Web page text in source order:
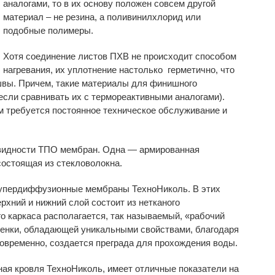
аналогами, то в их основу положен совсем другой
материал – не резина, а поливинилхлорид или
подобные полимеры.
Хотя соединение листов ПХВ не происходит способом
нагревания, их уплотнение настолько герметично, что
Причем, такие материалы для финишного
сравнивать их с термореактивными аналогами).
постоянное техническое обслуживание и
ТПО мембран. Одна — армированная
из стекловолокна.
мембраны ТехноНиколь. В этих
и нижний слой состоит из нетканого
каркаса располагается, так называемый, «рабочий
обладающей уникальными свойствами, благодаря
создается преграда для прохождения воды.
кровля ТехноНиколь, имеет отличные показатели на